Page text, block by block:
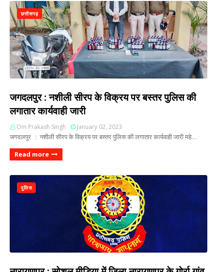
छत्तीसगढ़
जगदलपुर : नशीली सीरप के विक्रय पर बस्तर पुलिस की
लगातार कार्यवाही जारी
Om Prakash Singh January 02, 2023
जगदलपुर : नशीली सीरप के विक्रय पर बस्तर पुलिस की लगातार कार्यवाही जारी महे…
Read more
पुलिस